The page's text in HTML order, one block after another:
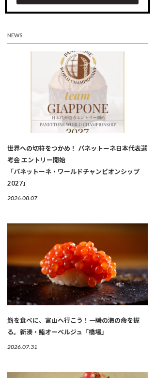
NEWS
世界への切符をつかめ！ パネットーネ日本代表選
考会 エントリー開始
「パネットーネ・ワールドチャンピオンシップ
2027」
2026.08.07
鮨を食べに、富山へ行こう！一瞬の海の命を握
る。新湊・鮨オーベルジュ「橋場」
2026.07.31